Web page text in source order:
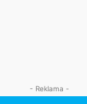
- Reklama -